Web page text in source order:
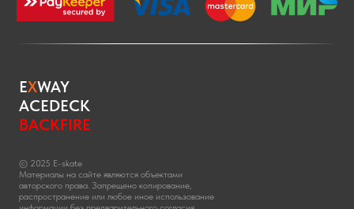
EXWAY
ACEDECK
BACKFIRE
© 2025 E-skate
Материалы на сайте являются объектами
авторского права. Запрещено копирование,
распространение или любое иное использование